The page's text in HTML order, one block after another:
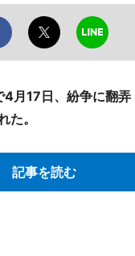
17日、紛争に翻弄
た。
記事を読む